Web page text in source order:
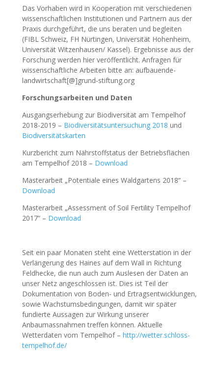
Das Vorhaben wird in Kooperation mit verschiedenen
wissenschaftlichen Institutionen und Partnern aus der
Praxis durchgeführt, die uns beraten und begleiten
(FIBL Schweiz, FH Nürtingen, Universität Hohenheim,
Universität Witzenhausen/ Kassel). Ergebnisse aus der
Forschung werden hier veröffentlicht. Anfragen für
wissenschaftliche Arbeiten bitte an: aufbauende-
landwirtschaft[@]grund-stiftung.org
Forschungsarbeiten und Daten
Ausgangserhebung zur Biodiversität am Tempelhof
2018-2019 – Biodiversitätsuntersuchung 2018 und
Biodiversitätskarten
Kurzbericht zum Nährstoffstatus der Betriebsflächen
am Tempelhof 2018 – Download
Masterarbeit „Potentiale eines Waldgartens 2018“ –
Download
Masterarbeit „Assessment of Soil Fertility Tempelhof
2017“ – Download
Seit ein paar Monaten steht eine Wetterstation in der
Verlängerung des Haines auf dem Wall in Richtung
Feldhecke, die nun auch zum Auslesen der Daten an
unser Netz angeschlossen ist. Dies ist Teil der
Dokumentation von Boden- und Ertragsentwicklungen,
sowie Wachstumsbedingungen, damit wir später
fundierte Aussagen zur Wirkung unserer
Anbaumassnahmen treffen können. Aktuelle
Wetterdaten vom Tempelhof – http://wetter.schloss-
tempelhof.de/